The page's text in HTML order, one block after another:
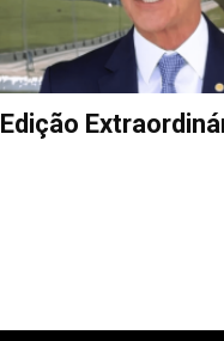
Edição